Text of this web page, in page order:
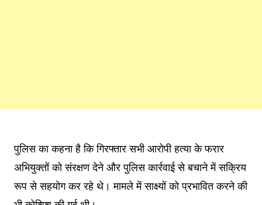
पुलिस का कहना है कि गिरफ्तार सभी आरोपी हत्या के फरार
अभियुक्तों को संरक्षण देने और पुलिस कार्रवाई से बचाने में सक्रिय
रूप से सहयोग कर रहे थे। मामले में साक्ष्यों को प्रभावित करने की